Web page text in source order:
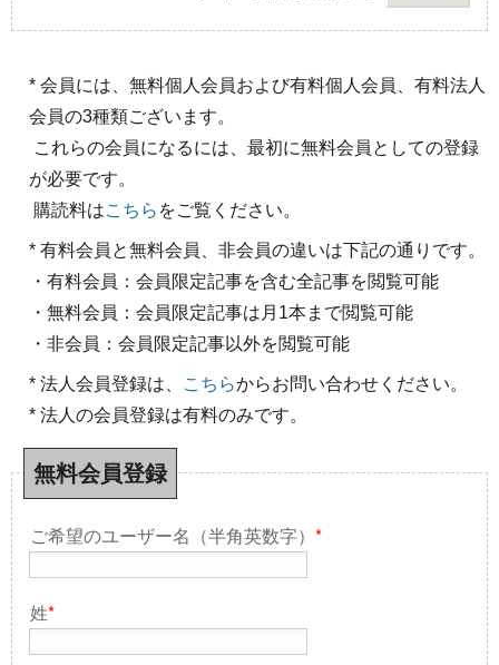
* 会員には、無料個人会員および有料個人会員、有料法人
会員の3種類ございます。
これらの会員になるには、最初に無料会員としての登録
が必要です。
購読料はこちら をご覧ください。
* 有料会員と無料会員、非会員の違いは下記の通りです。
・有料会員：会員限定記事を含む全記事を閲覧可能
・無料会員：会員限定記事は月1本まで閲覧可能
・非会員：会員限定記事以外を閲覧可能
* 法人会員登録は、 こちらからお問い合わせください。
* 法人の会員登録は有料のみです。
無料会員登録
ご希望のユーザー名（半角英数字） *
姓*